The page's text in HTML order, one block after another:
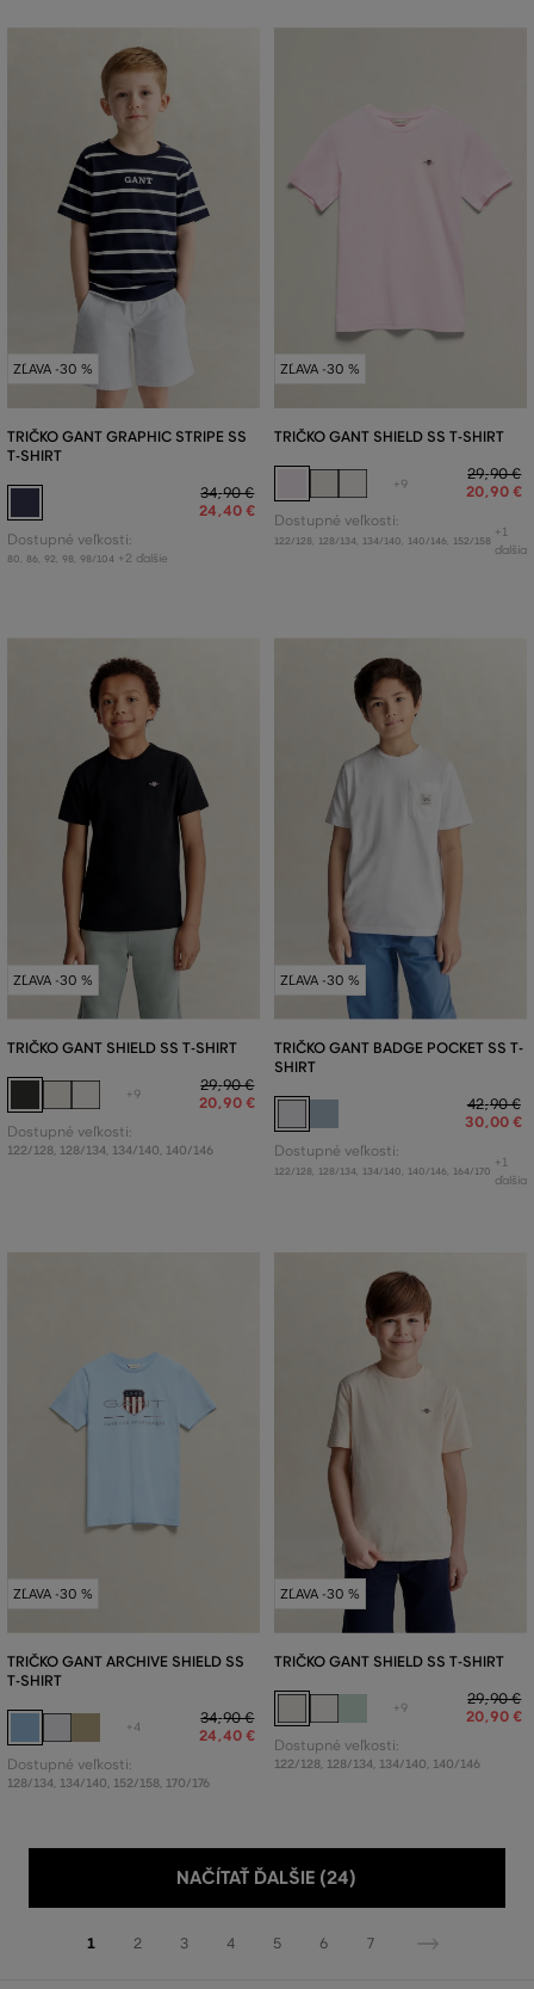
ZĽAVA -30 %
TRIČKO GANT GRAPHIC STRIPE SS
T-SHIRT
34,90 €
24,40 €
Dostupné veľkosti:
80 86 92 98 98/104 +2 ďalšie
ZĽAVA -30 %
TRIČKO GANT SHIELD SS T-SHIRT
+9
29,90 €
20,90 €
Dostupné veľkosti:
122/128 128/134 134/140 140/146 152/158
+1
ďalšia
ZĽAVA -30 %
TRIČKO GANT SHIELD SS T-SHIRT
+9
29,90 €
20,90 €
Dostupné veľkosti:
122/128, 128/134 134/140 140/146
ZĽAVA -30 %
TRIČKO GANT BADGE POCKET SS T-
SHIRT
42,90 €
30,00 €
Dostupné veľkosti:
122/128 128/134 134/140 140/146 164/170
+1
ďalšia
ZĽAVA -30 %
TRIČKO GANT ARCHIVE SHIELD SS
T-SHIRT
+4
34,90 €
24,40 €
Dostupné veľkosti:
128/134, 134/140, 152/158, 170/176
ZĽAVA -30 %
TRIČKO GANT SHIELD SS T-SHIRT
+9
29,90 €
20,90 €
Dostupné veľkosti:
122/128, 128/134, 134/140, 140/146
NAČÍTAŤ ĎALŠIE (24)
1 2 3 4 5 6 7